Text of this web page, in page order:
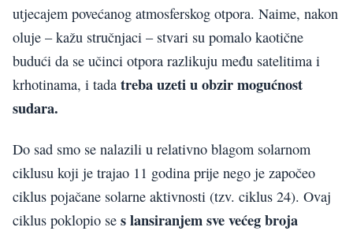
utjecajem povećanog atmosferskog otpora. Naime, nakon
oluje – kažu stručnjaci – stvari su pomalo kaotične
budući da se učinci otpora razlikuju među satelitima i
krhotinama, i tada treba uzeti u obzir mogućnost
sudara.
Do sad smo se nalazili u relativno blagom solarnom
ciklusu koji je trajao 11 godina prije nego je započeo
ciklus pojačane solarne aktivnosti (tzv. ciklus 24). Ovaj
ciklus poklopio se s lansiranjem sve većeg broja